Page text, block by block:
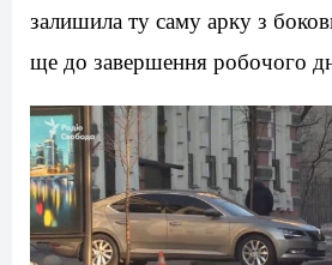
залишила ту саму арку з
ще до завершення робочого